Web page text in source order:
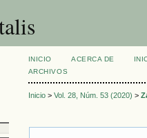
INICIO ACERCA DE
ARCHIVOS
Inicio> Vol. 28, Núm. 53 (2020) >